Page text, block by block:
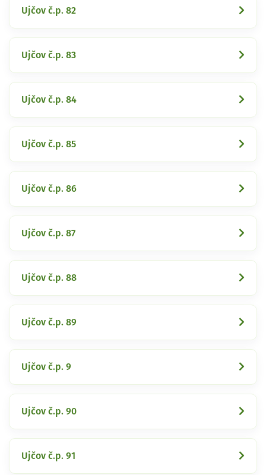
Ujčov č.p. 82
Ujčov č.p. 83
Ujčov č.p. 84
Ujčov č.p. 85
Ujčov č.p. 86
Ujčov č.p. 87
Ujčov č.p. 88
Ujčov č.p. 89
Ujčov č.p. 9
Ujčov č.p. 90
Ujčov č.p. 91